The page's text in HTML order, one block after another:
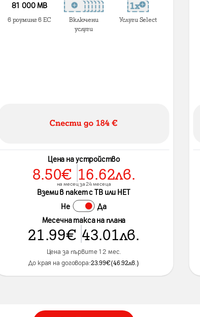
81 000 МВ
в роуминг в ЕС
Включени
услуги
Услуги Select
Цена на устройство
8.50€ 16.62лв.
на месец за 24 месеца
Вземи в пакет с ТВ или НЕТ
Не Да
Месечна такса на плана
21.99€ 43.01лв.
Цена за първите 12 мес.
До края на договора:23.99€(46.92лв.)